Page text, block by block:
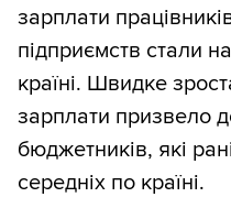
зарплати
підприємств стали
країні. Швидке
зарплати призвело
бюджетників, які
середніх по країні.